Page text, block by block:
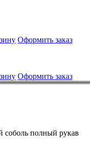
Оформить заказ
Оформить заказ
соболь полный рукав